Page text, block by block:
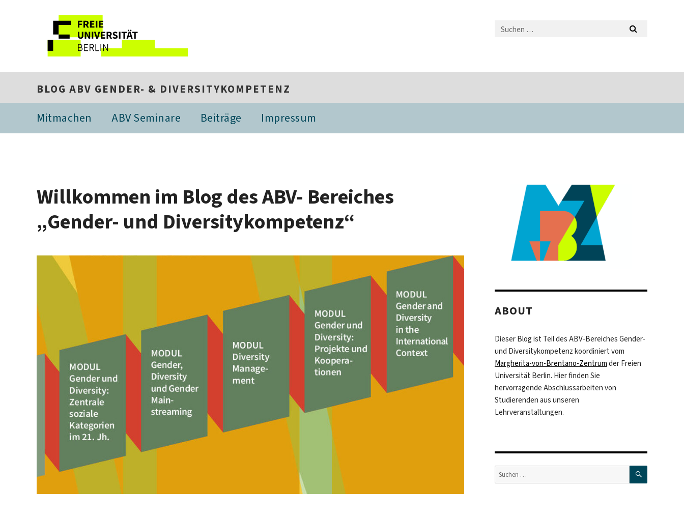
BLOG ABV GENDER- & DIVERSITYKOMPETENZ
Mitmachen ABV Seminare Beiträge Impressum
Willkommen im Blog des ABV- Bereiches
„Gender- und Diversitykompetenz“
ABOUT
Dieser Blog ist Teil des ABV-Bereiches Gender-
und Diversitykompetenz koordiniert vom
Margherita-von-Brentano-Zentrum der Freien
Universität Berlin. Hier finden Sie
hervorragende Abschlussarbeiten von
Studierenden aus unseren
Lehrveranstaltungen.
Suche
nach:
SUCHEN